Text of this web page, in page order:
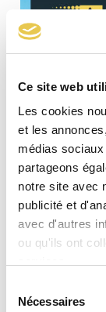
Ce site web
Les cookies
et les
médias
partageons
notre site avec
publicité et
avec d'autres
ou qu'ils ont
Nécessaires
Rapport
Découvrez le
RSE
cœur de la